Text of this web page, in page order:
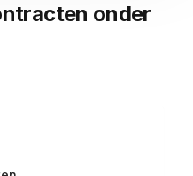
onder